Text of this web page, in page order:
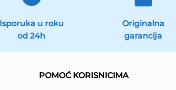
Isporuka u roku
od 24h
Originalna
garancija
POMOĆ KORISNICIMA